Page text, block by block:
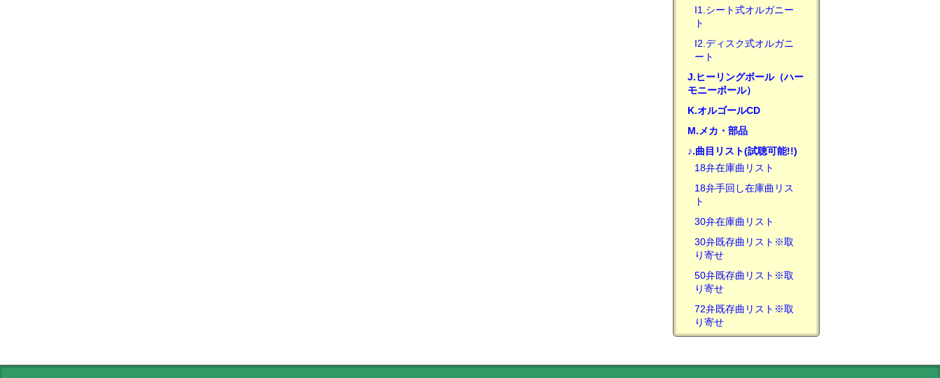
I1.シート式オルガニー
ト
I2.ディスク式オルガニ
ート
J.ヒーリングボール（ハー
モニーボール）
K.オルゴールCD
M.メカ・部品
♪.曲目リスト(試聴可能!!)
18弁在庫曲リスト
18弁手回し在庫曲リス
ト
30弁在庫曲リスト
30弁既存曲リスト※取
り寄せ
50弁既存曲リスト※取
り寄せ
72弁既存曲リスト※取
り寄せ